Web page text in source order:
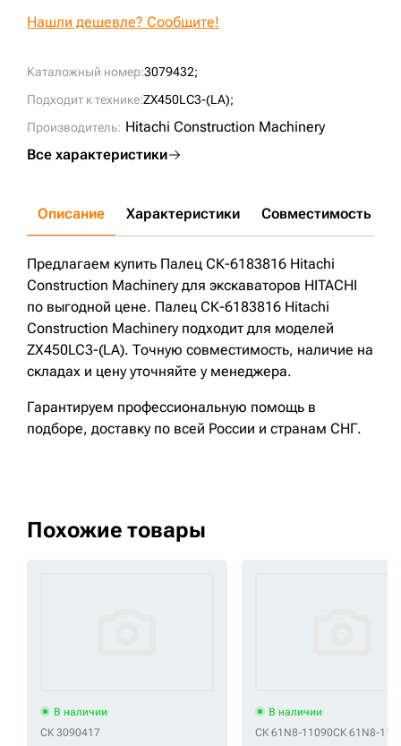
Каталожный номер:3079432;
Подходит к технике:ZX450LC3-(LA);
Производитель: Hitachi Construction Machinery
Все характеристики
Нашли дешевле? Сообщите!
Описание Характеристики Совместимость
Предлагаем купить Палец СК-6183816 Hitachi
Construction Machinery для экскаваторов HITACHI
по выгодной цене. Палец СК-6183816 Hitachi
Construction Machinery подходит для моделей
ZX450LC3-(LA). Точную совместимость, наличие на
складах и цену уточняйте у менеджера.
Гарантируем профессиональную помощь в
подборе, доставку по всей России и странам СНГ.
Похожие товары
В наличии
СК 3090417
В наличии
СК 61N8-11090СК 61N8-